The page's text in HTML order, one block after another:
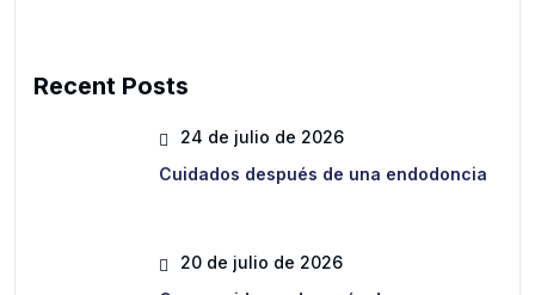
Recent Posts
24 de julio de 2026
Cuidados después de una endodoncia
20 de julio de 2026